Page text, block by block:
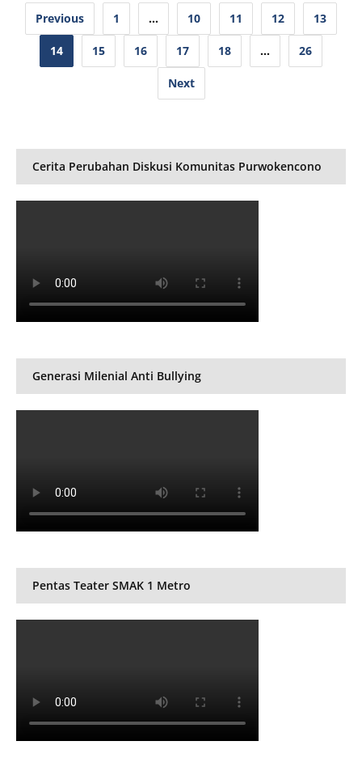
Posts
pagination
Previous 1 … 10 11 12 13
14 15 16 17 18 … 26
Next
Cerita Perubahan Diskusi Komunitas Purwokencono
Generasi Milenial Anti Bullying
Pentas Teater SMAK 1 Metro